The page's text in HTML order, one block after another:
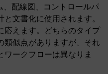
、配線図、コントロールパ
文書化に使用されます。
応えます。どちらのタイプ
類似点がありますが、それ
ワークフローは異なりま